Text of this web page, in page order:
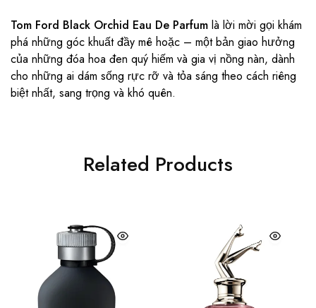
Tom Ford Black Orchid Eau De Parfum là lời mời gọi khám
phá những góc khuất đầy mê hoặc – một bản giao hưởng
của những đóa hoa đen quý hiếm và gia vị nồng nàn, dành
cho những ai dám sống rực rỡ và tỏa sáng theo cách riêng
biệt nhất, sang trọng và khó quên.
Related Products